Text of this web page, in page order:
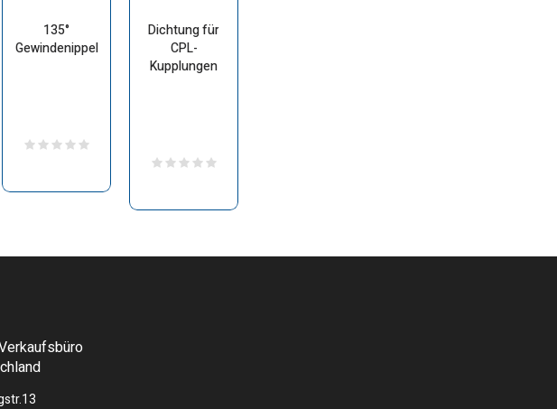
135°
Gewindenippel
Dichtung für
CPL-
Kupplungen